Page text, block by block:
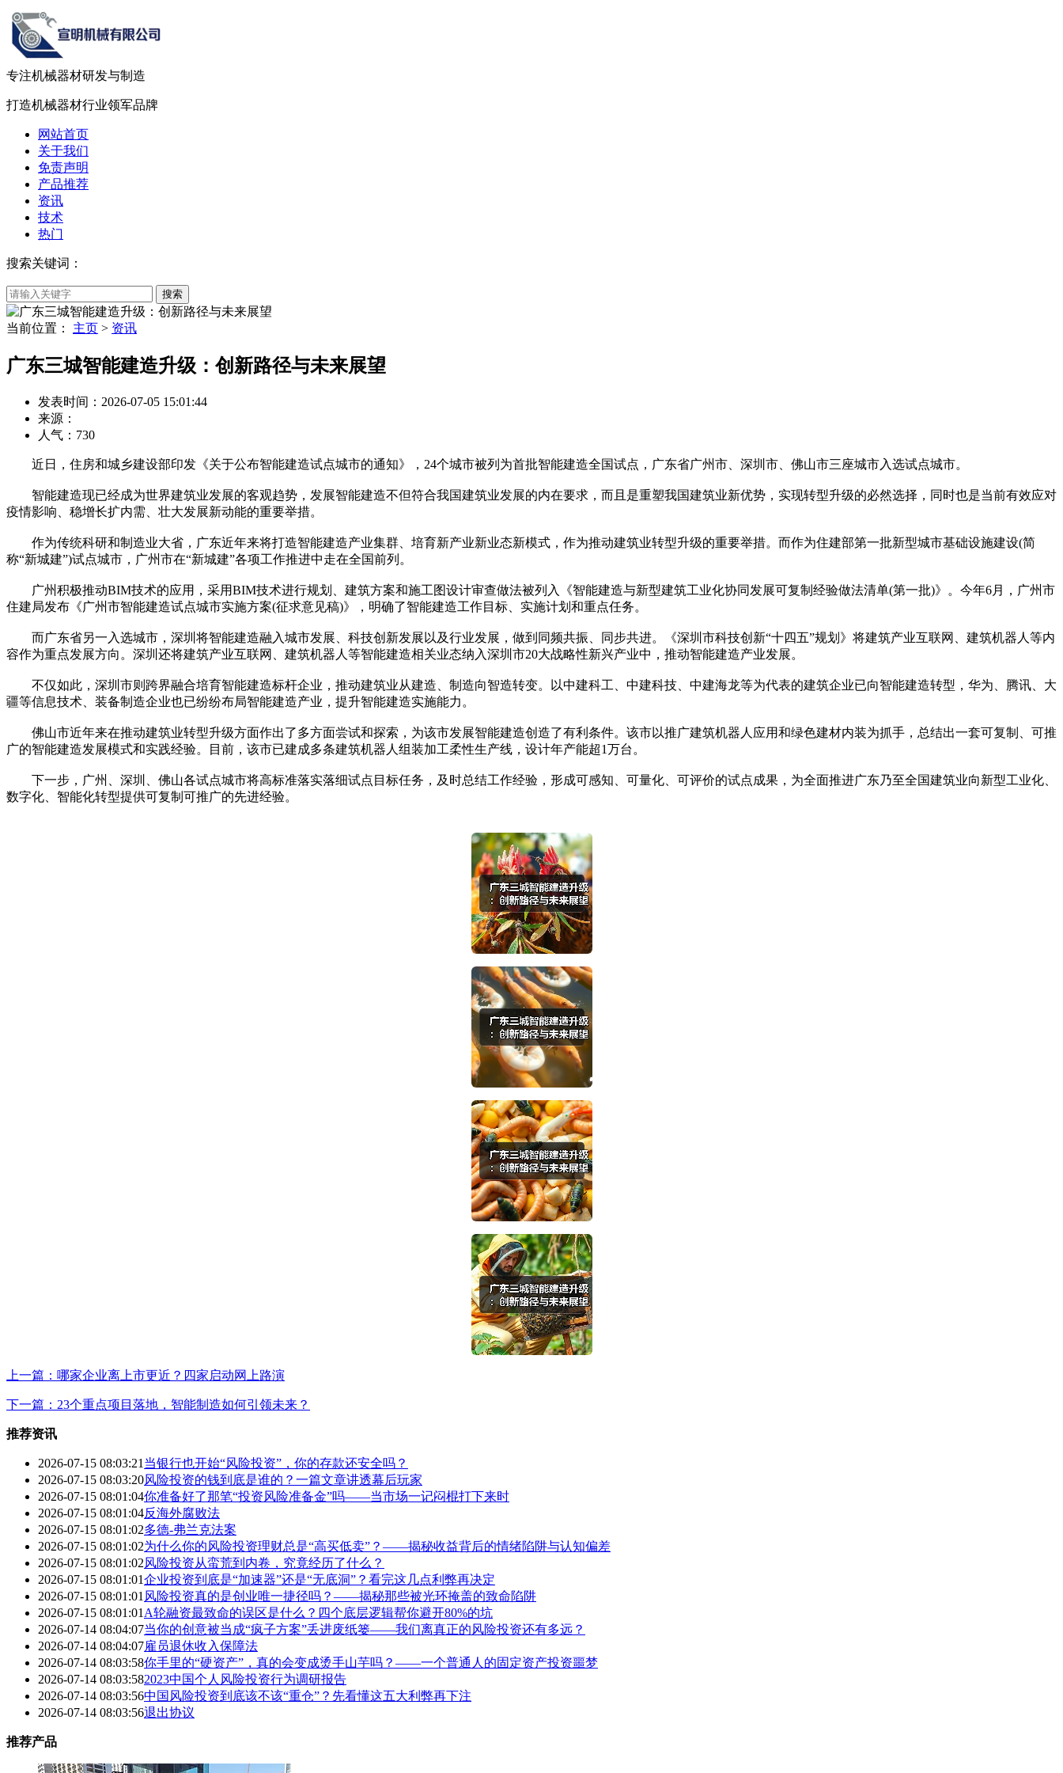
专注机械器材研发与制造
打造机械器材行业领军品牌
网站首页
关于我们
免责声明
产品推荐
资讯
技术
热门
搜索关键词：
当前位置： 主页 > 资讯
广东三城智能建造升级：创新路径与未来展望
发表时间：2026-07-05 15:01:44
来源：
人气： 730
近日，住房和城乡建设部印发《关于公布智能建造试点城市的通知》，24个城市被列为首批智能建造全国试点，广东省广州市、深圳市、佛山市三座城市入选试点城市。
智能建造现已经成为世界建筑业发展的客观趋势，发展智能建造不但符合我国建筑业发展的内在要求，而且是重塑我国建筑业新优势，实现转型升级的必然选择，同时也是当前有效应对
疫情影响、稳增长扩内需、壮大发展新动能的重要举措。
作为传统科研和制造业大省，广东近年来将打造智能建造产业集群、培育新产业新业态新模式，作为推动建筑业转型升级的重要举措。而作为住建部第一批新型城市基础设施建设(简
称“新城建”)试点城市，广州市在“新城建”各项工作推进中走在全国前列。
广州积极推动BIM技术的应用，采用BIM技术进行规划、建筑方案和施工图设计审查做法被列入《智能建造与新型建筑工业化协同发展可复制经验做法清单(第一批)》。今年6月，广州市
住建局发布《广州市智能建造试点城市实施方案(征求意见稿)》，明确了智能建造工作目标、实施计划和重点任务。
而广东省另一入选城市，深圳将智能建造融入城市发展、科技创新发展以及行业发展，做到同频共振、同步共进。《深圳市科技创新“十四五”规划》将建筑产业互联网、建筑机器人等内
容作为重点发展方向。深圳还将建筑产业互联网、建筑机器人等智能建造相关业态纳入深圳市20大战略性新兴产业中，推动智能建造产业发展。
不仅如此，深圳市则跨界融合培育智能建造标杆企业，推动建筑业从建造、制造向智造转变。以中建科工、中建科技、中建海龙等为代表的建筑企业已向智能建造转型，华为、腾讯、大
疆等信息技术、装备制造企业也已纷纷布局智能建造产业，提升智能建造实施能力。
佛山市近年来在推动建筑业转型升级方面作出了多方面尝试和探索，为该市发展智能建造创造了有利条件。该市以推广建筑机器人应用和绿色建材内装为抓手，总结出一套可复制、可推
广的智能建造发展模式和实践经验。目前，该市已建成多条建筑机器人组装加工柔性生产线，设计年产能超1万台。
下一步，广州、深圳、佛山各试点城市将高标准落实落细试点目标任务，及时总结工作经验，形成可感知、可量化、可评价的试点成果，为全面推进广东乃至全国建筑业向新型工业化、
数字化、智能化转型提供可复制可推广的先进经验。
上一篇：哪家企业离上市更近？四家启动网上路演
下一篇：23个重点项目落地，智能制造如何引领未来？
推荐资讯
2026-07-15 08:03:21 当银行也开始“风险投资”，你的存款还安全吗？
2026-07-15 08:03:20风险投资的钱到底是谁的？一篇文章讲透幕后玩家
2026-07-15 08:01:04你准备好了那笔“投资风险准备金”吗——当市场一记闷棍打下来时
2026-07-15 08:01:04反海外腐败法
2026-07-15 08:01:02多德-弗兰克法案
2026-07-15 08:01:02为什么你的风险投资理财总是“高买低卖”？——揭秘收益背后的情绪陷阱与认知偏差
2026-07-15 08:01:02风险投资从蛮荒到内卷，究竟经历了什么？
2026-07-15 08:01:01企业投资到底是“加速器”还是“无底洞”？看完这几点利弊再决定
2026-07-15 08:01:01 风险投资真的是创业唯一捷径吗？——揭秘那些被光环掩盖的致命陷阱
2026-07-15 08:01:01 A轮融资最致命的误区是什么？四个底层逻辑帮你避开80%的坑
2026-07-14 08:04:07当你的创意被当成“疯子方案”丢进废纸篓——我们离真正的风险投资还有多远？
2026-07-14 08:04:07雇员退休收入保障法
2026-07-14 08:03:58你手里的“硬资产”，真的会变成烫手山芋吗？——一个普通人的固定资产投资噩梦
2026-07-14 08:03:582023中国个人风险投资行为调研报告
2026-07-14 08:03:56中国风险投资到底该不该“重仓”？先看懂这五大利弊再下注
2026-07-14 08:03:56退出协议
推荐产品